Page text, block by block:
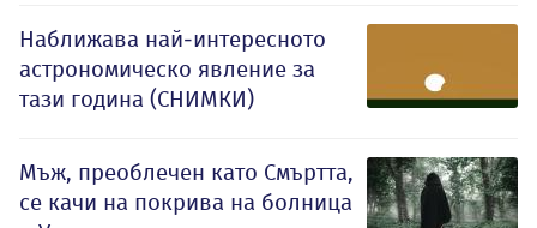
Наближава най-интересното
астрономическо явление за
тази година (СНИМКИ)
Мъж, преоблечен като Смъртта,
се качи на покрива на болница